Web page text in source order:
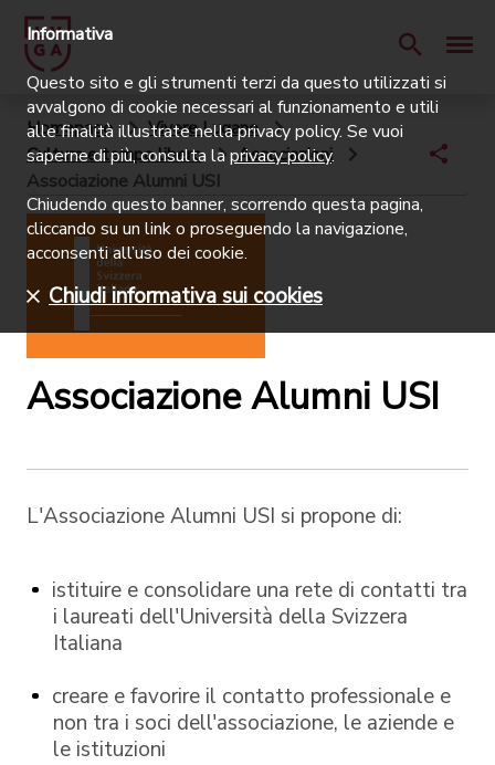
Homepage
Vivere Lugano
Cultura e tempo libero
Associazioni
Associazione Alumni USI
Associazione Alumni USI
L'Associazione Alumni USI si propone di:
istituire e consolidare una rete di contatti tra
i laureati dell'Università della Svizzera
Italiana
creare e favorire il contatto professionale e
non tra i soci dell'associazione, le aziende e
le istituzioni
Informativa
Questo sito e gli strumenti terzi da questo utilizzati si
avvalgono di cookie necessari al funzionamento e utili
alle finalità illustrate nella privacy policy. Se vuoi
saperne di più, consulta laprivacy policy.
Chiudendo questo banner, scorrendo questa pagina,
cliccando su un link o proseguendo la navigazione,
acconsenti all’uso dei cookie.
Chiudi informativa sui cookies